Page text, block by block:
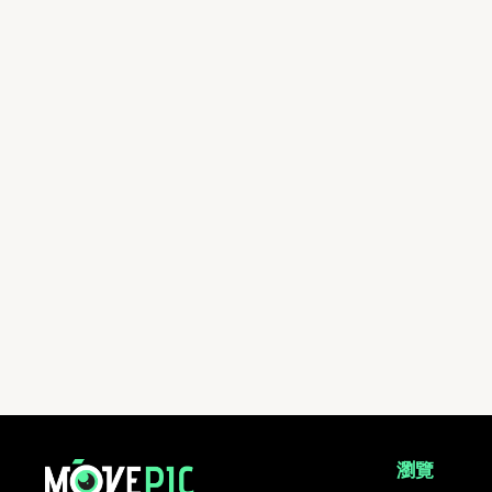
瀏覽